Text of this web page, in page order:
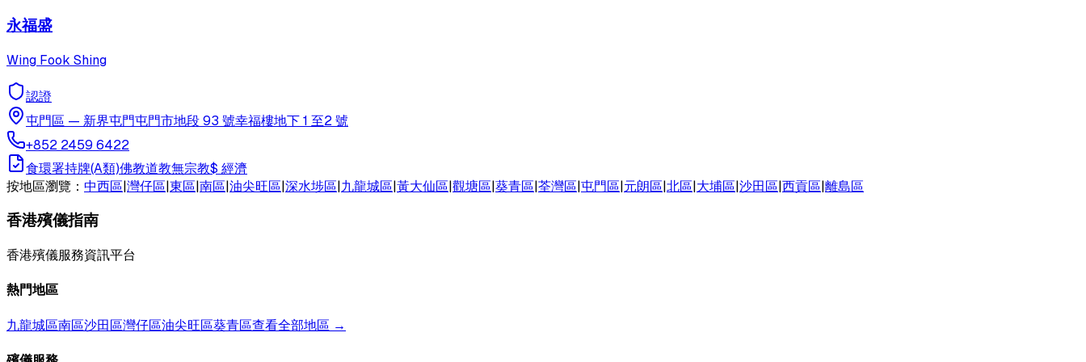
永福盛
Wing Fook Shing
認證
屯門區 — 新界屯門屯門市地段 93 號幸福樓地下 1 至2 號
+852 2459 6422
食環署持牌(A類)佛教道教無宗教$ 經濟
按地區瀏覽： 中西區|灣仔區|東區|南區|油尖旺區|深水埗區|九龍城區|黃大仙區|觀塘區|葵青區|荃灣區|屯門區|元朗區|北區|大埔區|沙田區|西貢區|離島區
香港殯儀指南
香港殯儀服務資訊平台
熱門地區
九龍城區南區沙田區灣仔區油尖旺區葵青區查看全部地區 →